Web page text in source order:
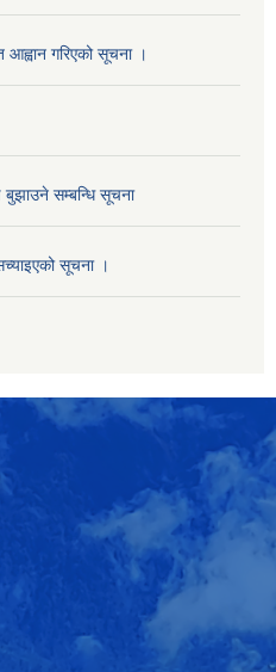
आह्वान गरिएको सूचना ।
बुझाउने सम्बन्धि सूचना
सूचना ।